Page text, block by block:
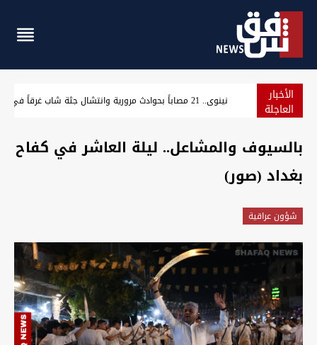
الأخبار
العاجلة حراك شمال البصرة يرفع 5 مطالب ويهدد بإغلاق الشوارع والحقول النفطية
بالسيوف والمشاعل.. ليلة العاشر في كفاح
بغداد (صور)
شؤون عراقية